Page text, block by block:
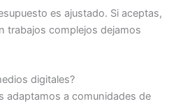
es ajustado. Si aceptas,
trabajos complejos dejamos
digitales?
adaptamos a comunidades de